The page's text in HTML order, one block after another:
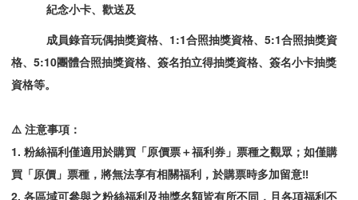
紀念小卡、歡送及
成員錄音玩偶抽獎資格、1:1合照抽獎資格、5:1合照抽獎資
格、5:10團體合照抽獎資格、簽名拍立得抽獎資格、簽名小卡抽獎
資格等。
⚠️ 注意事項：
1. 粉絲福利僅適用於購買「原價票＋福利券」票種之觀眾；如僅購
買「原價」票種，將無法享有相關福利，於購票時多加留意‼️
2. 各區域可參與之粉絲福利及抽獎名額皆有所不同，且各項福利不